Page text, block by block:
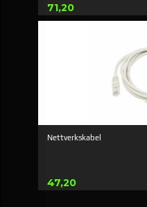
Pris
71,20
Nettverkskabel
Pris
47,20